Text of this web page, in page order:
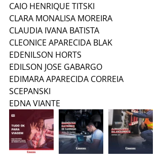
CAIO HENRIQUE TITSKI
CLARA MONALISA MOREIRA
CLAUDIA IVANA BATISTA
CLEONICE APARECIDA BLAK
EDENILSON HORTS
EDILSON JOSE GABARGO
EDIMARA APARECIDA CORREIA
SCEPANSKI
EDNA VIANTE